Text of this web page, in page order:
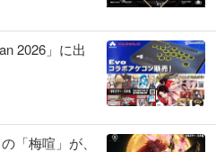
2026」に出
「梅喧」が、